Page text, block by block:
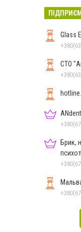
Glass
СТО
Брик,